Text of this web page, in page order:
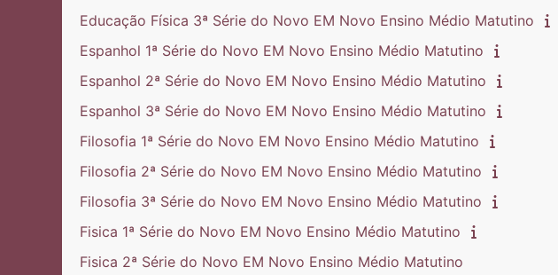
Educação Física 3ª Série do Novo EM Novo Ensino Médio Matutino
Espanhol 1ª Série do Novo EM Novo Ensino Médio Matutino
Espanhol 2ª Série do Novo EM Novo Ensino Médio Matutino
Espanhol 3ª Série do Novo EM Novo Ensino Médio Matutino
Filosofia 1ª Série do Novo EM Novo Ensino Médio Matutino
Filosofia 2ª Série do Novo EM Novo Ensino Médio Matutino
Filosofia 3ª Série do Novo EM Novo Ensino Médio Matutino
Fisica 1ª Série do Novo EM Novo Ensino Médio Matutino
Fisica 2ª Série do Novo EM Novo Ensino Médio Matutino